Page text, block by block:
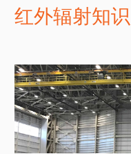
红外辐射知识